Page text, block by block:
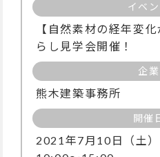
イベ
【自然素材の経年変
らし見学会開催！
企
熊木建築事務所
開催
2021年7月10日（土